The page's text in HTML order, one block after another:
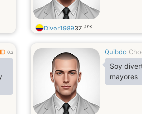
Diver198937 ans
0.3 Quibdo
Soy
mayores